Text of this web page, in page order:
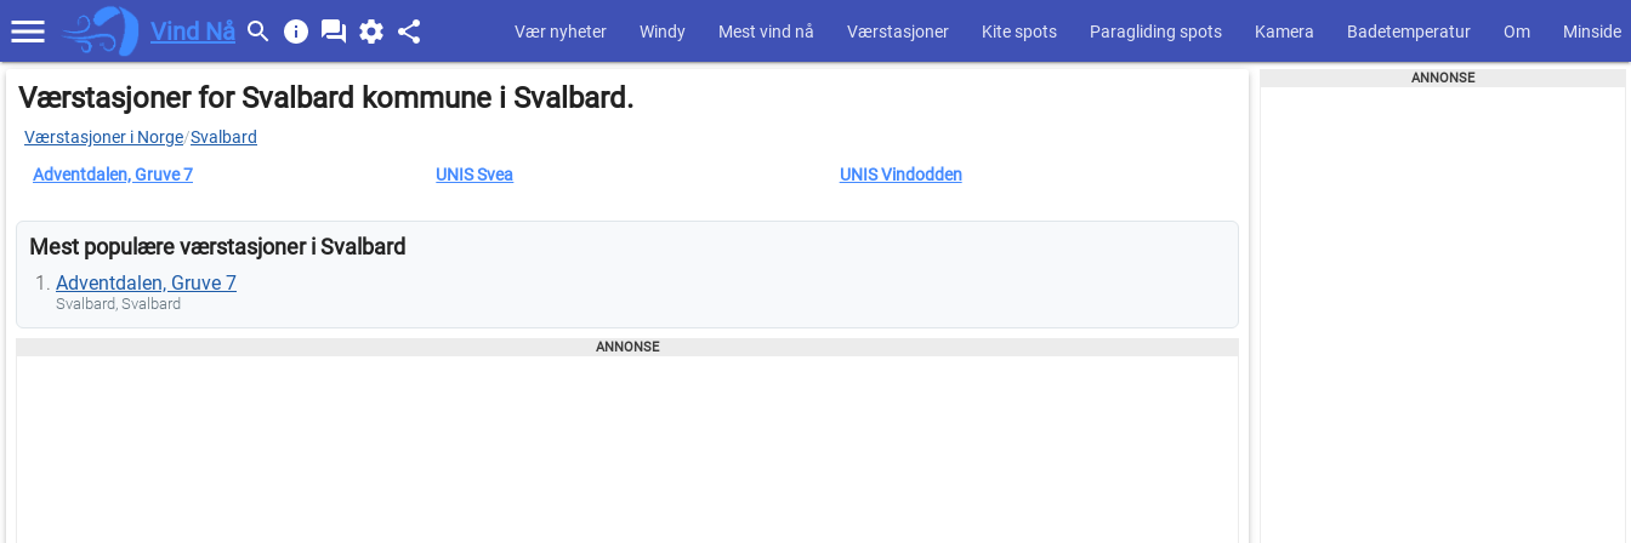
Vind Nå Vær nyheter Windy Mest vind nå Værstasjoner Kite spots Paragliding spots Kamera Badetemperatur Om Minside
Værstasjoner for Svalbard kommune i Svalbard.
Værstasjoner i Norge/Svalbard
Adventdalen, Gruve 7
UNIS Svea UNIS Vindodden
Mest populære værstasjoner i Svalbard
Adventdalen, Gruve 7
Svalbard, Svalbard